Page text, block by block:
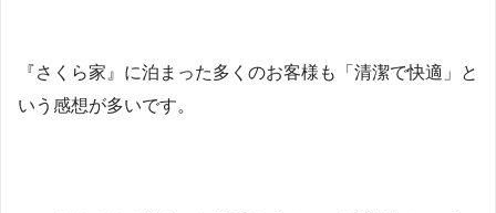
『さくら家』に泊まった多くのお客様も「清潔で快適」と
いう感想が多いです。